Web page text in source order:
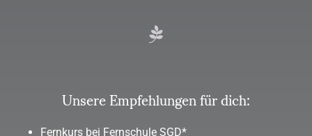
Unsere Empfehlungen für dich:
Fernkurs bei Fernschule SGD*